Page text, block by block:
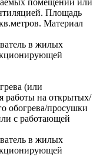
помещений или
Площадь
Материал
в жилых
(или
работы на открытых/
обогрева/просушки
с работающей
в жилых